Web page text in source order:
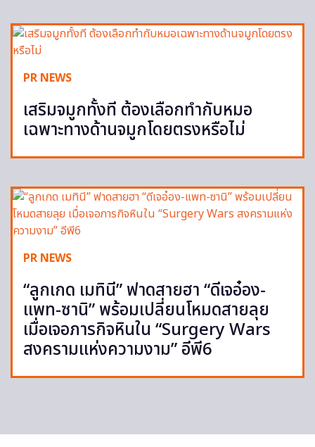
PR NEWS
เสริมจมูกทั้งที ต้องเลือกทำกับหมอ
เฉพาะทางด้านจมูกโดยตรงหรือไม่
PR NEWS
“ลูกเกด เมทินี” ฟาดสายฮา “ดีเจอ๋อง-
แพท-ซานิ” พร้อมเปลี่ยนโหมดสายลุย
เมื่อเจอภารกิจหินใน “Surgery Wars
สงครามแห่งความงาม” อีพี6